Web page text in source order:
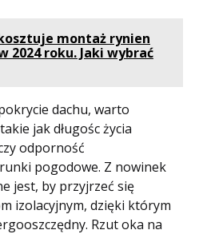
montaż rynien
2024 roku. Jaki wybrać
dachu, warto
jak długośc życia
odporność
pogodowe. Z nowinek
jest, by przyjrzeć się
izolacyjnym, dzięki którym
Rzut oka na